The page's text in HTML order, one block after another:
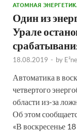
АТОМНАЯ
Один из
Урале
18.08.2019 - by
Автоматика в
четвертого
области из-за
Об этом
«В воскресенье